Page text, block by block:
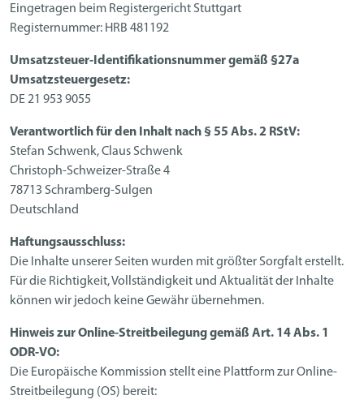
Eingetragen beim Registergericht Stuttgart
Registernummer: HRB 481192
Umsatzsteuer-Identifikationsnummer gemäß §27a
Umsatzsteuergesetz:
DE 21 953 9055
Verantwortlich für den Inhalt nach § 55 Abs. 2 RStV:
Stefan Schwenk, Claus Schwenk
Christoph-Schweizer-Straße 4
78713 Schramberg-Sulgen
Deutschland
Haftungsausschluss:
Die Inhalte unserer Seiten wurden mit größter Sorgfalt erstellt.
Für die Richtigkeit, Vollständigkeit und Aktualität der Inhalte
können wir jedoch keine Gewähr übernehmen.
Hinweis zur Online-Streitbeilegung gemäß Art. 14 Abs. 1
ODR-VO:
Die Europäische Kommission stellt eine Plattform zur Online-
Streitbeilegung (OS) bereit: